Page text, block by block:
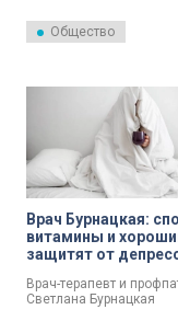
Одинаева дала
по безопасному
Общество
Врач Бурнацкая:
витамины и
защитят от
Врач-терапевт и
Светлана Бурнацкая